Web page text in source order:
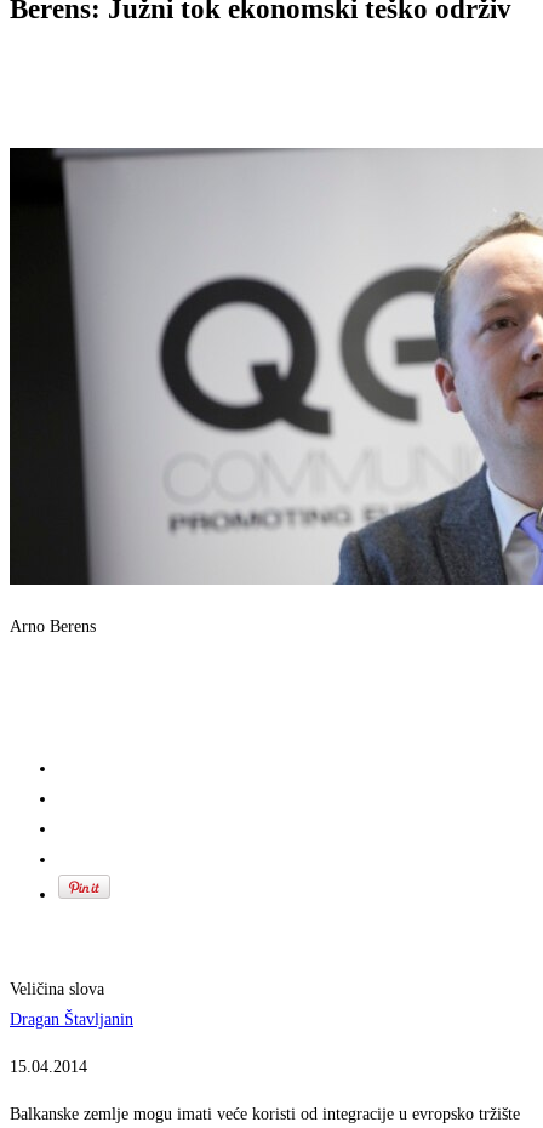
Berens: Južni tok ekonomski teško održiv
Arno Berens
Veličina slova
Dragan Štavljanin
15.04.2014
Balkanske zemlje mogu imati veće koristi od integracije u evropsko tržište